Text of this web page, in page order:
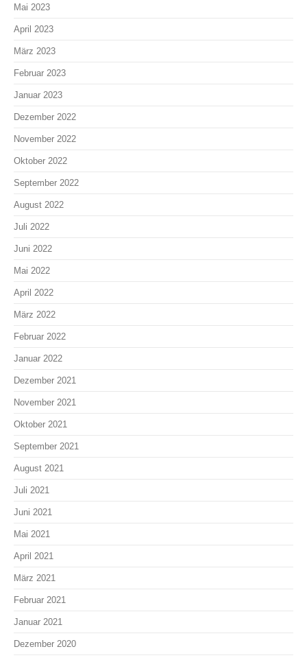
Mai 2023
April 2023
März 2023
Februar 2023
Januar 2023
Dezember 2022
November 2022
Oktober 2022
September 2022
August 2022
Juli 2022
Juni 2022
Mai 2022
April 2022
März 2022
Februar 2022
Januar 2022
Dezember 2021
November 2021
Oktober 2021
September 2021
August 2021
Juli 2021
Juni 2021
Mai 2021
April 2021
März 2021
Februar 2021
Januar 2021
Dezember 2020